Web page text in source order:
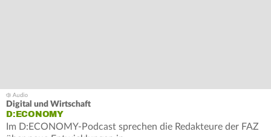
Digital und Wirtschaft
D:ECONOMY
Im D:ECONOMY-Podcast sprechen die Redakteure der FAZ